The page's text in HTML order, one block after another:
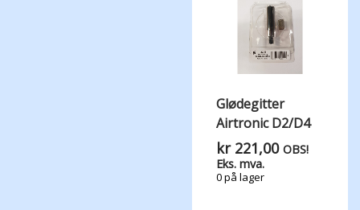
Glødegitter
Airtronic D2/D4
kr221,00 OBS!
Eks. mva.
0 på lager